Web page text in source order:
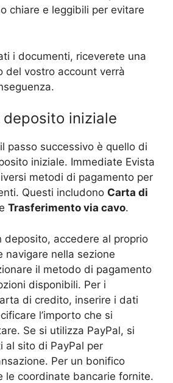
chiare e leggibili per evitare
i documenti, riceverete una
del vostro account verrà
iniziale
passo successivo è quello di
iniziale. Immediate Evista
metodi di pagamento per
Questi includono Carta di
e Trasferimento via cavo.
deposito, accedere al proprio
navigare nella sezione
il metodo di pagamento
disponibili. Per i
di credito, inserire i dati
l’importo che si
Se si utilizza PayPal, si
al sito di PayPal per
Per un bonifico
le coordinate bancarie fornite.